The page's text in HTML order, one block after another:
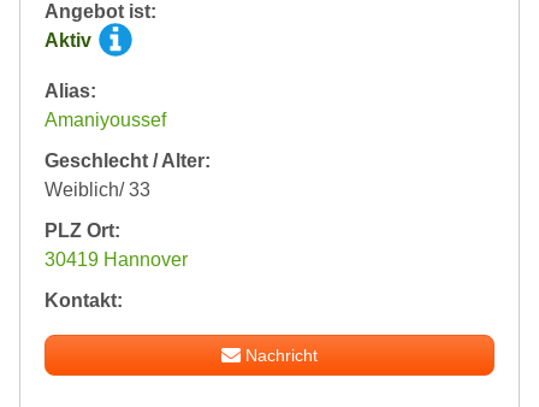
Angebot ist:
Aktiv
Alias:
Amaniyoussef
Geschlecht / Alter:
Weiblich/ 33
PLZ Ort:
30419 Hannover
Kontakt:
Nachricht